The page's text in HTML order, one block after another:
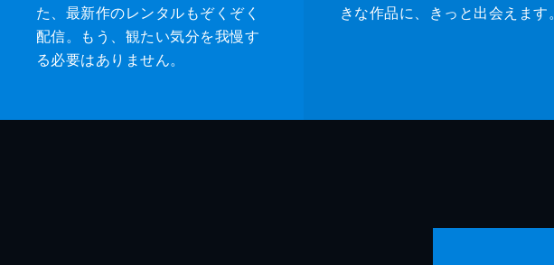
た、最新作のレンタルもぞくぞく
配信。もう、観たい気分を我慢す
る必要はありません。
きな作品に、きっと出会えます。